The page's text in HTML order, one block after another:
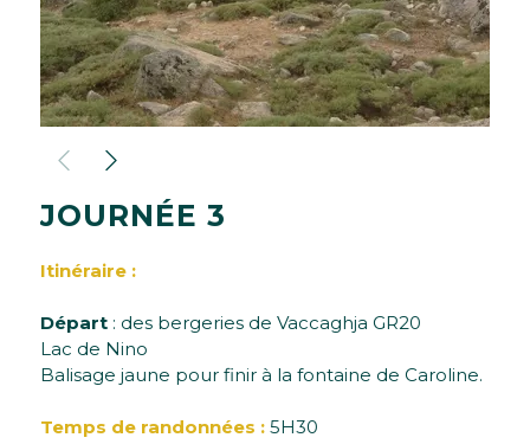
JOURNÉE 3
Itinéraire :
Départ: des bergeries de Vaccaghja GR20
Lac de Nino
Balisage jaune pour finir à la fontaine de Caroline.
Temps de randonnées : 5H30